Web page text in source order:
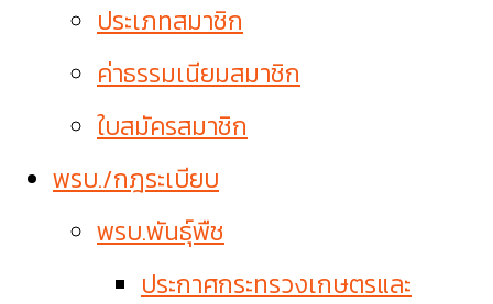
ประเภทสมาชิก
ค่าธรรมเนียมสมาชิก
ใบสมัครสมาชิก
พรบ./กฎระเบียบ
พรบ.พันธุ์พืช
ประกาศกระทรวงเกษตรและ